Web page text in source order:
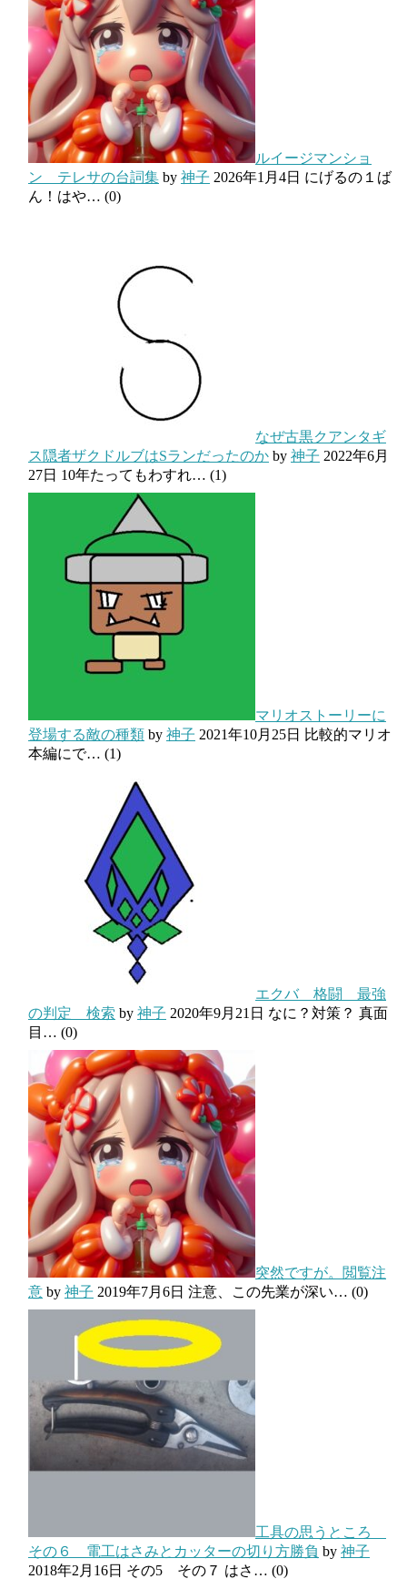
ルイージマンショ
ン テレサの台詞集 by 神子 2026年1月4日 にげるの１ば
ん！はや… (0)
なぜ古黒クアンタギ
ス隠者ザクドルブはSランだったのか by 神子 2022年6月
27日 10年たってもわすれ… (1)
マリオストーリーに
登場する敵の種類 by 神子 2021年10月25日 比較的マリオ
本編にで… (1)
エクバ 格闘 最強
の判定 検索 by 神子 2020年9月21日 なに？対策？ 真面
目… (0)
突然ですが。閲覧注
意 by 神子 2019年7月6日 注意、この先業が深い… (0)
工具の思うところ
その６ 電工はさみとカッターの切り方勝負 by 神子
2018年2月16日 その5 その７ はさ… (0)